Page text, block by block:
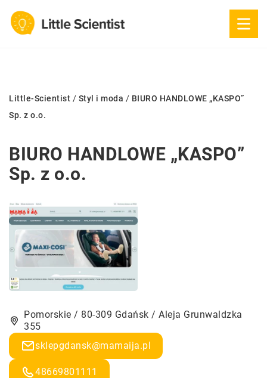
Little-Scientist / Styl i moda / BIURO HANDLOWE „KASPO”
Sp. z o.o.
BIURO HANDLOWE „KASPO”
Sp. z o.o.
Pomorskie / 80-309 Gdańsk / Aleja Grunwaldzka
355
sklepgdansk@mamaija.pl
48669801111